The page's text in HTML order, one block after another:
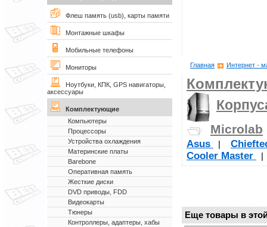
Флеш память (usb), карты памяти
Монтажные шкафы
Мобильные телефоны
Мониторы
Ноутбуки, КПК, GPS навигаторы,
аксессуары
Комплектующие
Компьютеры
Процессоры
Устройства охлаждения
Материнские платы
Barebone
Оперативная память
Жесткие диски
DVD приводы, FDD
Видеокарты
Тюнеры
Контроллеры, адаптеры, хабы
Главная Интернет -
Microlab
Asus |
Cooler Master
Еще товары в